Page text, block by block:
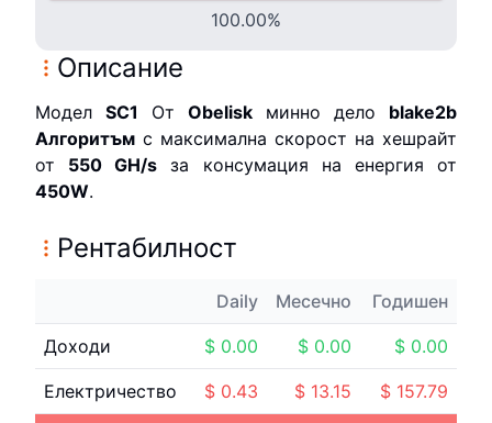
100.00%
Описание
Модел SC1 От Obelisk минно дело
blake2b
Алгоритъм с максимална скорост на хешрайт
от
550 GH/s
за консумация на енергия от
450W.
Рентабилност
Daily Месечно Годишен
Доходи $ 0.00 $ 0.00 $ 0.00
Електричество $ 0.43 $ 13.15 $ 157.79